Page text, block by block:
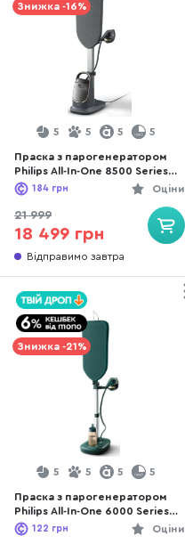
Знижка -16%
5 5 5 5
Праска з парогенератором
Philips All-In-One 8500 Series
(AIS8540/80)
Оціни
184 грн
21 999
18 499 грн
Відправимо завтра
Знижка -21%
5 5 5 5
Праска з парогенератором
Philips All-In-One 6000 Series
(AIS6020/70)
Оціни
122 грн